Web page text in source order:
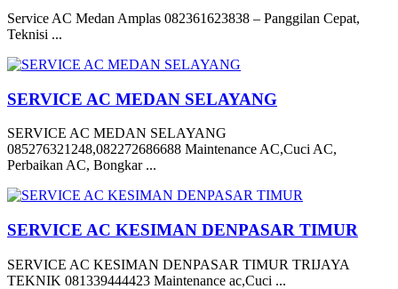
Service AC Medan Amplas 082361623838 – Panggilan Cepat,
Teknisi ...
SERVICE AC MEDAN SELAYANG
SERVICE AC MEDAN SELAYANG
085276321248,082272686688 Maintenance AC,Cuci AC,
Perbaikan AC, Bongkar ...
SERVICE AC KESIMAN DENPASAR TIMUR
SERVICE AC KESIMAN DENPASAR TIMUR TRIJAYA
TEKNIK 081339444423 Maintenance ac,Cuci ...